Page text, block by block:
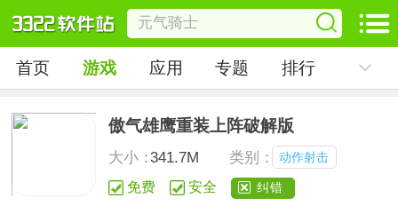
首页 游戏 应用 专题 排行
傲气雄鹰重装上阵破解版
大小：341.7M 类别： 动作射击
免费 安全 纠错